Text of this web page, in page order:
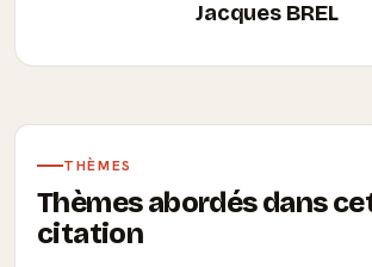
Jacques BREL
THÈMES
Thèmes abordés dans
citation